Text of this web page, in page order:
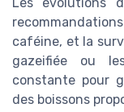
caféine, et la
gazeifiée ou
constante pour
des boissons